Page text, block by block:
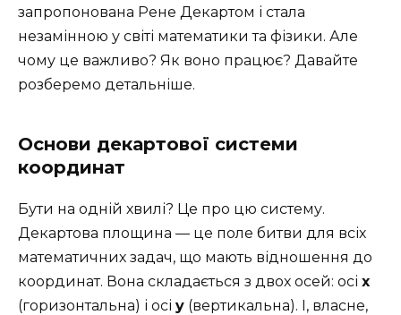
запропонована Рене Декартом і стала
незамінною у світі математики та фізики. Але
чому це важливо? Як воно працює? Давайте
розберемо детальніше.
Основи декартової системи
координат
Бути на одній хвилі? Це про цю систему.
Декартова площина — це поле битви для всіх
математичних задач, що мають відношення до
координат. Вона складається з двох осей: осі x
(горизонтальна) і осі y (вертикальна). І, власне,